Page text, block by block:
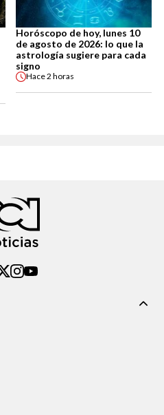
Horóscopo de hoy, lunes 10
de agosto de 2026: lo que la
astrología sugiere para cada
signo
Hace2 horas